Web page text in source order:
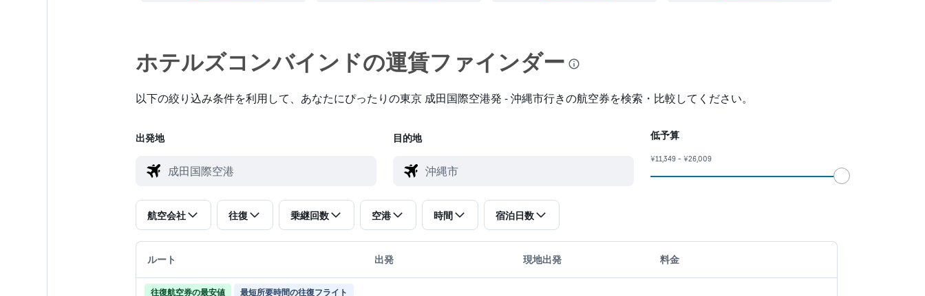
ホテルズコンバインド​の運賃ファインダー
以下の絞り込み条件を利用して、あなたにぴったりの東京 成田国際空港発 - 沖縄市行きの航空券を検索・比較してください。
出発地 目的地 低予算
¥11,349 - ¥26,009
航空会社 往復 乗継回数 空港 時間 宿泊日数
ルート 出発 現地出発 料金
往復航空券の最安値 最短所要時間の往復フライト